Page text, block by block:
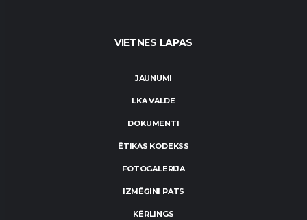
VIETNES LAPAS
JAUNUMI
LKA VALDE
DOKUMENTI
ĒTIKAS KODEKSS
FOTOGALERIJA
IZMĒĢINI PATS
KĒRLINGS